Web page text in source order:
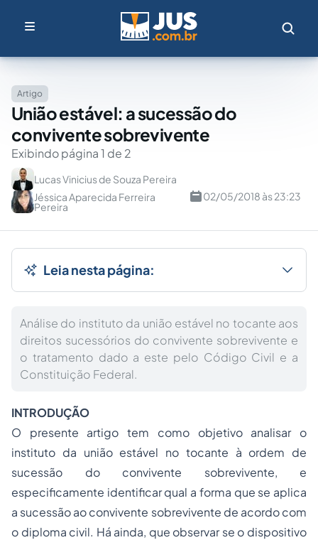
Artigo
União estável: a sucessão do
convivente sobrevivente
Exibindo página 1 de 2
Lucas Vinicius de Souza Pereira
Jéssica Aparecida Ferreira
Pereira
02/05/2018 às 23:23
Leia nesta página:
Análise do instituto da união estável no tocante aos
direitos sucessórios do convivente sobrevivente e
o tratamento dado a este pelo Código Civil e a
Constituição Federal.
INTRODUÇÃO
O presente artigo tem como objetivo analisar o
instituto da união estável no tocante à ordem de
sucessão do convivente sobrevivente, e
especificamente identificar qual a forma que se aplica
a sucessão ao convivente sobrevivente de acordo com
o diploma civil. Há ainda, que observar se o dispositivo